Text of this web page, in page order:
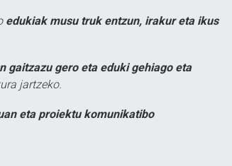
edukiak musu truk entzun, irakur eta ikus
gaitzazu gero eta eduki gehiago eta
jartzeko.
eta proiektu komunikatibo